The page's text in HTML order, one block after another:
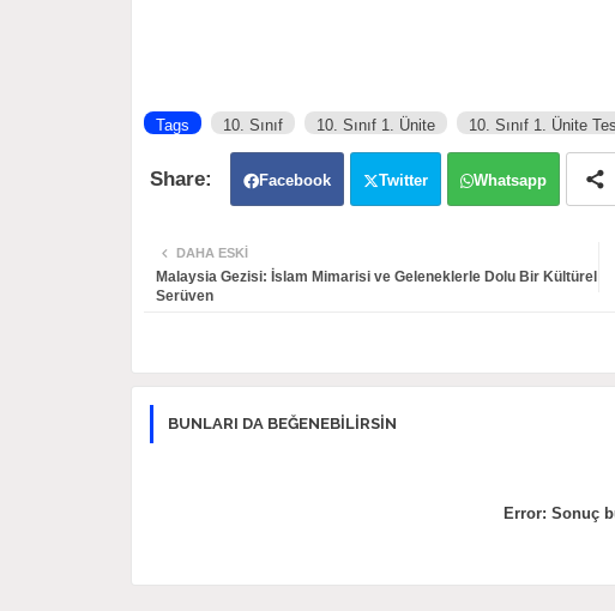
Tags 10. Sınıf 10. Sınıf 1. Ünite 10. Sınıf 1. Ünite
Facebook Twitter Whatsapp
DAHA ESKI
Malaysia Gezisi: İslam Mimarisi ve Geleneklerle Dolu Bir Kültürel
Serüven
BUNLARI DA BEĞENEBILIRSIN
Error: Sonuç